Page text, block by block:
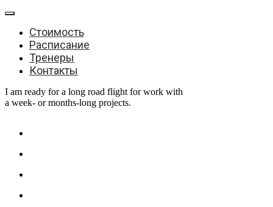
Стоимость
Расписание
Тренеры
Контакты
I am ready for a long road flight for work with
a week- or months-long projects.